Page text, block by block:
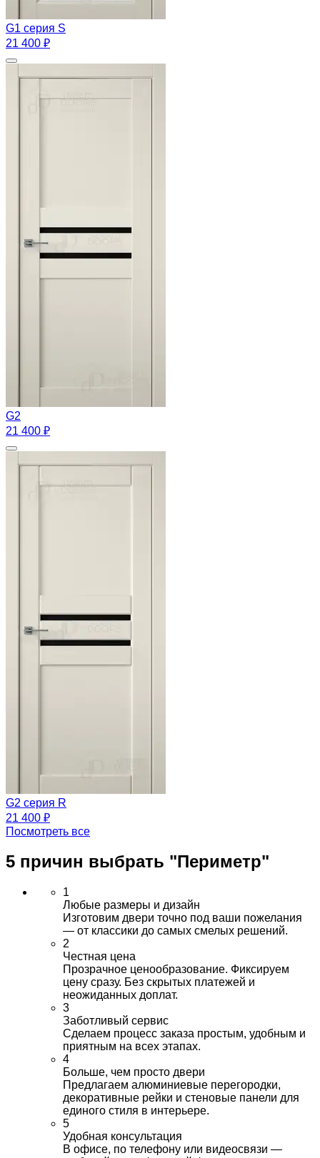
G1 серия S
21 400 ₽
G2
21 400 ₽
G2 серия R
21 400 ₽
Посмотреть все
5 причин выбрать "Периметр"
1
Любые размеры и дизайн
Изготовим двери точно под ваши пожелания
— от классики до самых смелых решений.
2
Честная цена
Прозрачное ценообразование. Фиксируем
цену сразу. Без скрытых платежей и
неожиданных доплат.
3
Заботливый сервис
Сделаем процесс заказа простым, удобным и
приятным на всех этапах.
4
Больше, чем просто двери
Предлагаем алюминиевые перегородки,
декоративные рейки и стеновые панели для
единого стиля в интерьере.
5
Удобная консультация
В офисе, по телефону или видеосвязи —